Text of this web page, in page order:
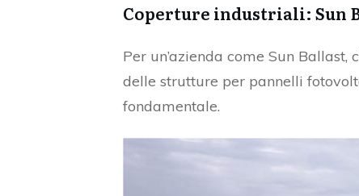
Coperture industriali: Sun
Per un’azienda come Sun
delle strutture per pannelli
fondamentale.